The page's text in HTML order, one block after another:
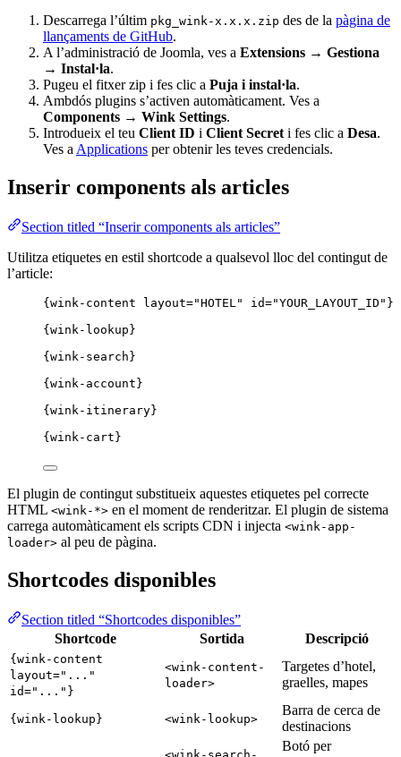
Descarrega l’últim pkg_wink-x.x.x.zip des de la pàgina de
llançaments de GitHub.
A l’administració de Joomla, ves a Extensions → Gestiona
→ Instal·la.
Pugeu el fitxer zip i fes clic a Puja i instal·la.
Ambdós plugins s’activen automàticament. Ves a
Components → Wink Settings.
Introdueix el teu Client ID i Client Secret i fes clic a Desa.
Ves a Applications per obtenir les teves credencials.
Inserir components als articles
Section titled “Inserir components als articles”
Utilitza etiquetes en estil shortcode a qualsevol lloc del contingut de
l’article:
{wink-content layout="HOTEL" id="YOUR_LAYOUT_ID"}
{wink-lookup}
{wink-search}
{wink-account}
{wink-itinerary}
{wink-cart}
El plugin de contingut substitueix aquestes etiquetes pel correcte
HTML <wink-*> en el moment de renderitzar. El plugin de sistema
carrega automàticament els scripts CDN i injecta <wink-app-
loader> al peu de pàgina.
Shortcodes disponibles
Section titled “Shortcodes disponibles”
Shortcode
Sortida Descripció
{wink-content
layout="..."
id="..."}
<wink-content-
loader>
Targetes d’hotel,
graelles, mapes
{wink-lookup} <wink-lookup>
Barra de cerca de
destinacions
Botó per